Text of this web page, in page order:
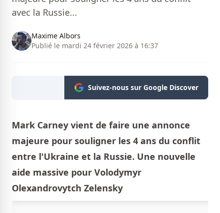
avec la Russie...
Maxime Albors
Publié le mardi 24 février 2026 à 16:37
Suivez-nous sur Google Discover
Mark Carney vient de faire une annonce
majeure pour souligner les 4 ans du conflit
entre l'Ukraine et la Russie. Une nouvelle
aide massive pour Volodymyr
Olexandrovytch Zelensky